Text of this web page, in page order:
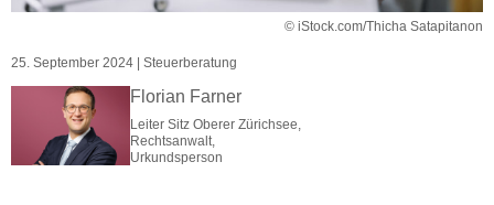
© iStock.com/Thicha Satapitanon
25. September 2024 | Steuerberatung
Florian Farner
Leiter Sitz Oberer Zürichsee,
Rechtsanwalt,
Urkundsperson